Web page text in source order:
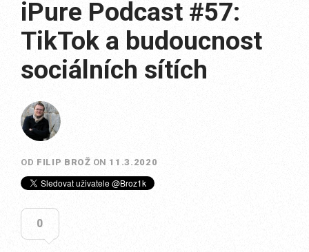
iPure Podcast #57:
TikTok a budoucnost
sociálních sítích
OD FILIP BROŽ ON 11.3.2020
0